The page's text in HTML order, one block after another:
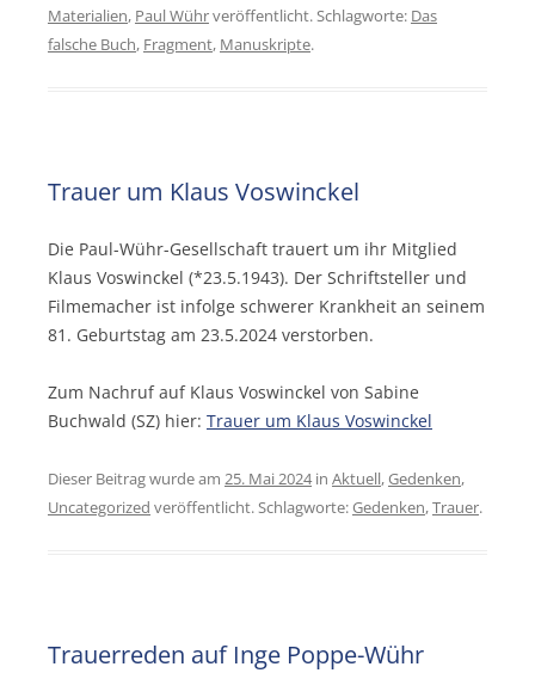
Materialien, Paul Wührveröffentlicht. Schlagworte: Das
falsche Buch, Fragment, Manuskripte.
Trauer um Klaus Voswinckel
Die Paul-Wühr-Gesellschaft trauert um ihr Mitglied
Klaus Voswinckel (*23.5.1943). Der Schriftsteller und
Filmemacher ist infolge schwerer Krankheit an seinem
81. Geburtstag am 23.5.2024 verstorben.
Zum Nachruf auf Klaus Voswinckel von Sabine
Buchwald (SZ) hier: Trauer um Klaus Voswinckel
Dieser Beitrag wurde am 25. Mai 2024in Aktuell,Gedenken,
Uncategorized veröffentlicht. Schlagworte:Gedenken,Trauer.
Trauerreden auf Inge Poppe-Wühr